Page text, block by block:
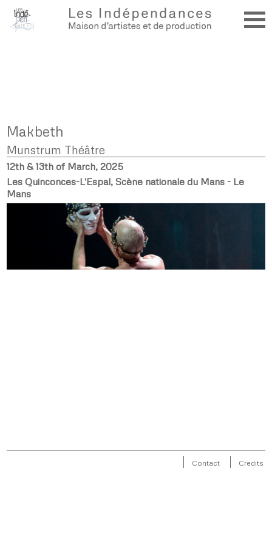
Makbeth
Munstrum Théâtre
12th & 13th of March, 2025
Les Quinconces-L'Espal, Scène nationale du Mans - Le
Mans
Contact Credits